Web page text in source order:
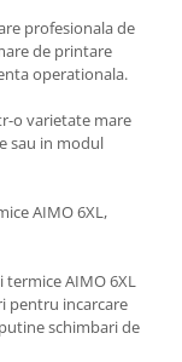
profesionala de
de printare
operationala.
o varietate mare
sau in modul
AIMO 6XL,
AIMO 6XL
pentru incarcare
schimbari de